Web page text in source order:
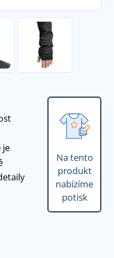
je
Na tento
produkt
nabízíme
potisk